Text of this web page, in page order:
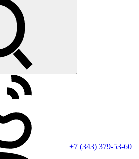
+7 (343) 379-53-60